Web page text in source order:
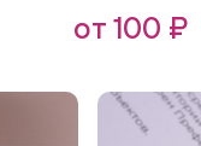
от 100 ₽